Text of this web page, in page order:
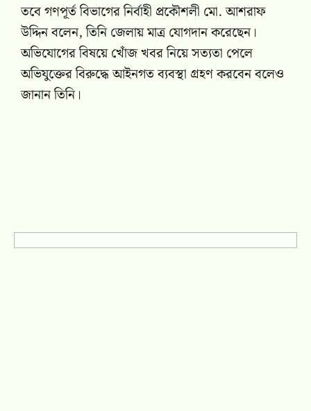
তবে গণপূর্ত বিভাগের নির্বাহী প্রকৌশলী মো. আশরাফ
উদ্দিন বলেন, তিনি জেলায় মাত্র যোগদান করেছেন।
অভিযোগের বিষয়ে খোঁজ খবর নিয়ে সত্যতা পেলে
অভিযুক্তের বিরুদ্ধে আইনগত ব্যবস্থা গ্রহণ করবেন বলেও
জানান তিনি।